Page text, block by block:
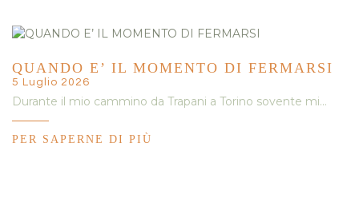
QUANDO E’ IL MOMENTO DI FERMARSI
5 Luglio 2026
Durante il mio cammino da Trapani a Torino sovente mi…
PER SAPERNE DI PIÙ